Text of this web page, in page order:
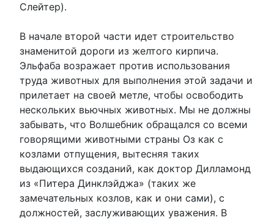
Слейтер).
В начале второй части идет строительство
знаменитой дороги из желтого кирпича.
Эльфаба возражает против использования
труда животных для выполнения этой задачи и
прилетает на своей метле, чтобы освободить
нескольких вьючных животных. Мы не должны
забывать, что Волшебник обращался со всеми
говорящими животными страны Оз как с
козлами отпущения, вытесняя таких
выдающихся созданий, как доктор Дилламонд
из «Питера Динклэйджа» (таких же
замечательных козлов, как и они сами), с
должностей, заслуживающих уважения. В